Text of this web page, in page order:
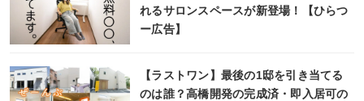
れるサロンスペースが新登場！【ひらつ
ー広告】
【ラストワン】最後の1邸を引き当てる
のは誰？高橋開発の完成済・即入居可の